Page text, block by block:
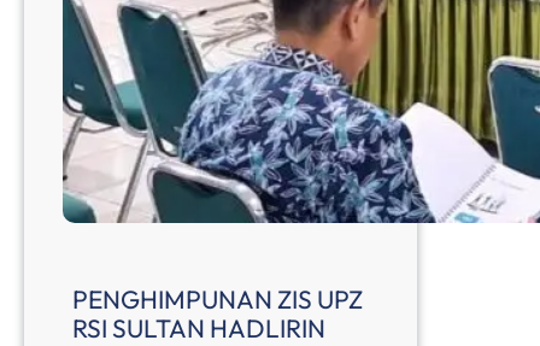
PENGHIMPUNAN ZIS UPZ
RSI SULTAN HADLIRIN